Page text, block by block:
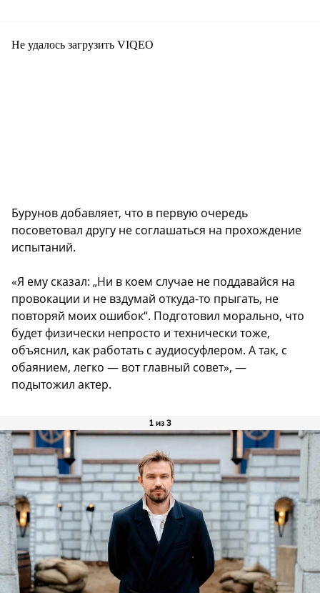
Не удалось загрузить VIQEO
Бурунов добавляет, что в первую очередь
посоветовал другу не соглашаться на прохождение
испытаний.
«Я ему сказал: „Ни в коем случае не поддавайся на
провокации и не вздумай откуда-то прыгать, не
повторяй моих ошибок“. Подготовил морально, что
будет физически непросто и технически тоже,
объяснил, как работать с аудиосуфлером. А так, с
обаянием, легко — вот главный совет», —
подытожил актер.
1 из 3